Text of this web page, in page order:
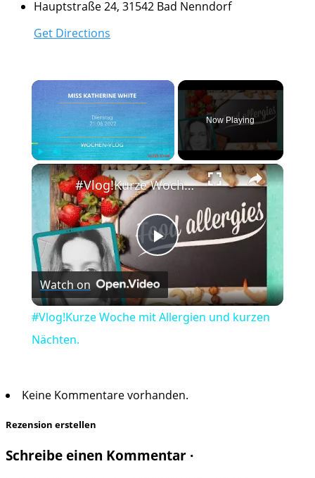
Hauptstraße 24, 31542 Bad Nenndorf
Get Directions
×
Play Unmute Fullscreen
Now Playing
×
Play
Video
#Vlog!Kurze Woche mit Allergien und kurzen Nächten.
Watch on
#Vlog!Kurze Woche mit Allergien und kurzen
Nächten.
Keine Kommentare vorhanden.
Rezension erstellen
Schreibe einen Kommentar ·